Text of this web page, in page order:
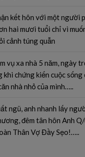
kết hôn với một người
hai mươi tuổi chỉ vì
cảnh túng quẫn
vụ xa nhà 5 năm, ngày
khi chứng kiến cuộc sống
nhà nhỏ của mình…..
ngũ, anh nhanh lấy
đêm tân hôn Anh
Thân Vợ Đầy Sẹo!…..